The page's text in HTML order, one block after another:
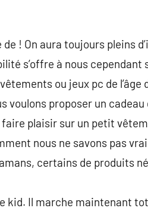
! On aura toujours pleins
s’offre à nous cependant
ou jeux pc de
voulons proposer un
plaisir sur un petit
nous ne savons pas
certains de produits
kid. Il marche maintenant